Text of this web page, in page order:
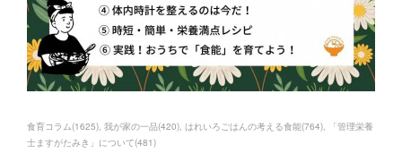
食育コラム(1625) 我が家の一品(420) はれいろごはんの考える食能(764)
「管理栄養
士ますがたみき」について(481)